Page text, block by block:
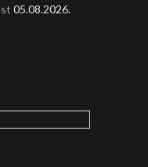
05.08.2026.